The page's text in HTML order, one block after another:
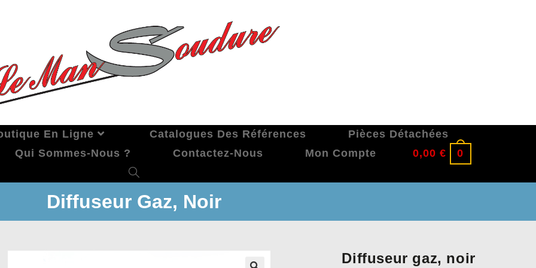
En Ligne Catalogues Des Références
Pièces Détachées
Qui Sommes-Nous ? Contactez-Nous Mon Compte 0,00 € 0
Diffuseur Gaz, Noir
Diffuseur gaz, noir